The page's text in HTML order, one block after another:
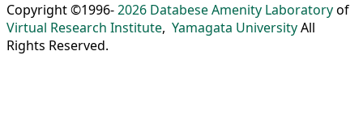
Copyright ©1996-2026 Databese Amenity Laboratoryof
Virtual Research Institute, Yamagata UniversityAll
Rights Reserved.